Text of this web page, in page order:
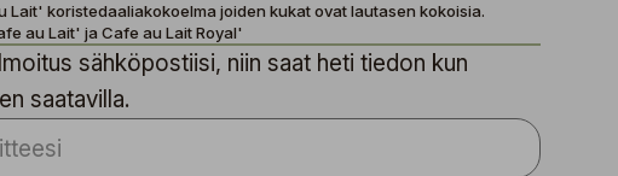
Lait' koristedaaliakokoelma joiden kukat ovat lautasen kokoisia.
au Lait' ja Cafe au Lait Royal'
sähköpostiisi, niin saat heti tiedon kun
saatavilla.